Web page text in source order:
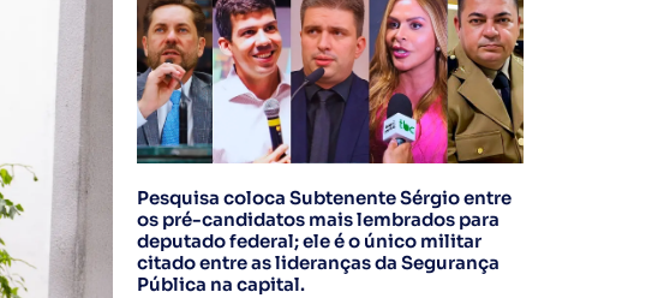
Pesquisa coloca Subtenente Sérgio entre
os pré-candidatos mais lembrados para
deputado federal; ele é o único militar
citado entre as lideranças da Segurança
Pública na capital.